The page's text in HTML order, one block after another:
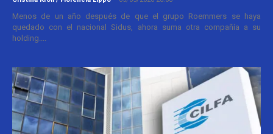
Menos de un año después de que el grupo Roemmers se haya
quedado con el nacional Sidus, ahora suma otra compañía a su
holding....